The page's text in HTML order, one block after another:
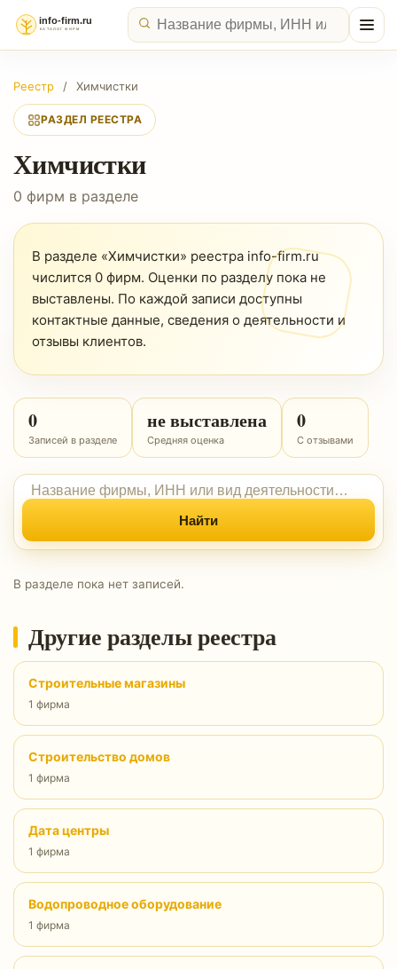
Реестр / Химчистки
РАЗДЕЛ РЕЕСТРА
Химчистки
0 фирм в разделе
В разделе «Химчистки» реестра info-firm.ru
числится 0 фирм. Оценки по разделу пока не
выставлены. По каждой записи доступны
контактные данные, сведения о деятельности и
отзывы клиентов.
Записей в разделе
0
Средняя оценка
не выставлена
С отзывами
0
Найти
В разделе пока нет записей.
Другие разделы реестра
Строительные магазины
1 фирма
Строительство домов
1 фирма
Дата центры
1 фирма
Водопроводное оборудование
1 фирма